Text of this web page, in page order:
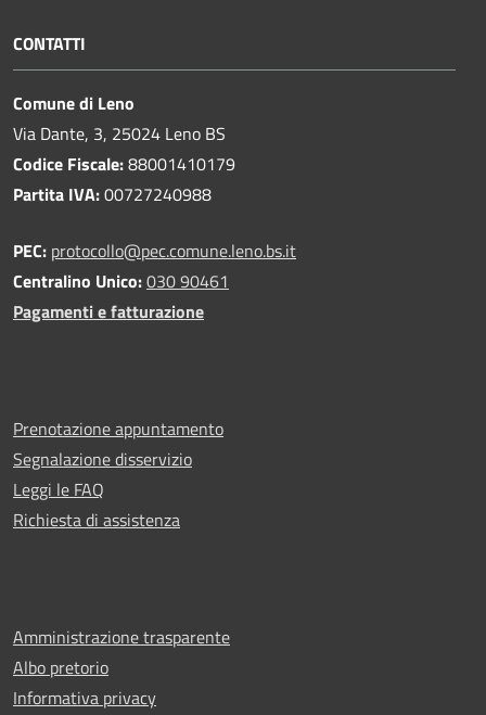
CONTATTI
Comune di Leno
Via Dante, 3, 25024 Leno BS
Codice Fiscale:88001410179
Partita IVA:00727240988
PEC: protocollo@pec.comune.leno.bs.it
Centralino Unico:030 90461
Pagamenti e fatturazione
Prenotazione appuntamento
Segnalazione disservizio
Leggi le FAQ
Richiesta di assistenza
Amministrazione trasparente
Albo pretorio
Informativa privacy